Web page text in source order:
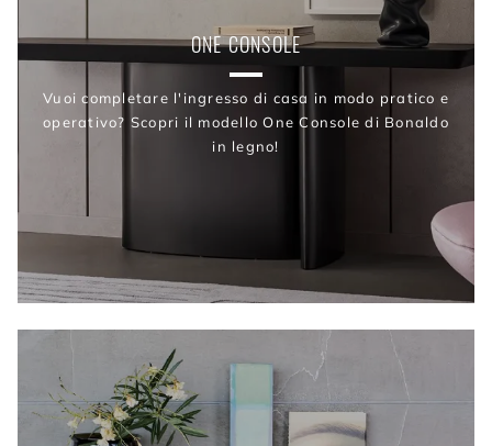
ONE CONSOLE
Vuoi completare l'ingresso di casa in modo pratico e
operativo? Scopri il modello One Console di Bonaldo
in legno!